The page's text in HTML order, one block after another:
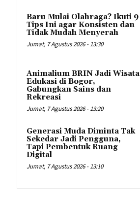
Baru Mulai Olahraga? Ikuti 9
Tips Ini agar Konsisten dan
Tidak Mudah Menyerah
Jumat, 7 Agustus 2026 - 13:30
Animalium BRIN Jadi Wisata
Edukasi di Bogor,
Gabungkan Sains dan
Rekreasi
Jumat, 7 Agustus 2026 - 13:20
Generasi Muda Diminta Tak
Sekedar Jadi Pengguna,
Tapi Pembentuk Ruang
Digital
Jumat, 7 Agustus 2026 - 13:10